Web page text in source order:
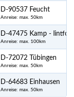
D-90537 Feucht
Anreise: max. 50km
D-47475 Kamp - lintfort
Anreise: max. 100km
D-72072 Tübingen
Anreise: max. 50km
D-64683 Einhausen
Anreise: max. 50km